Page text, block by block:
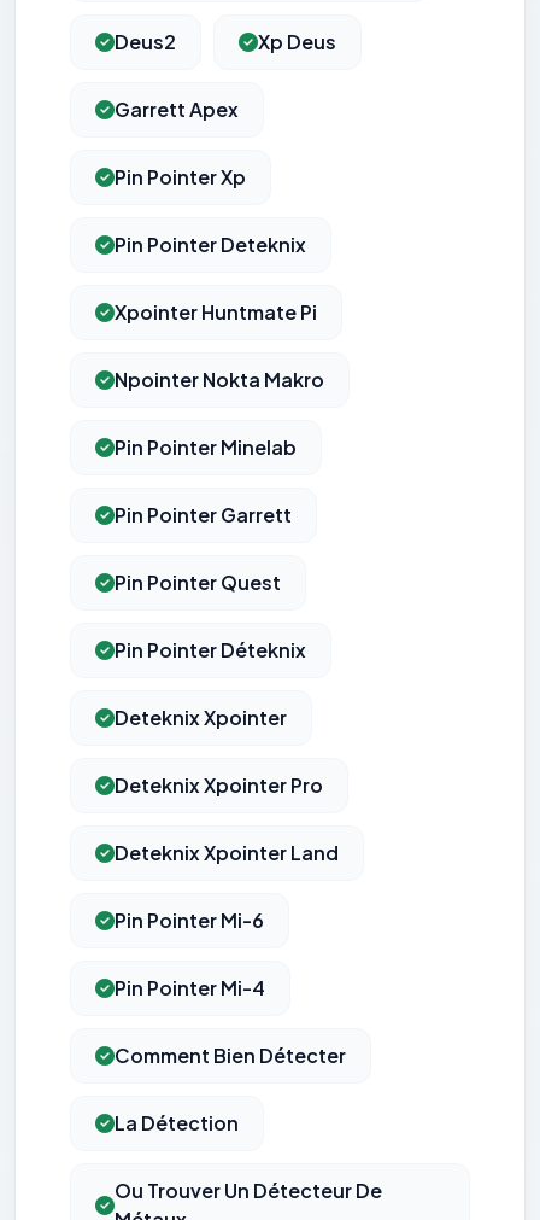
Deus2 Xp Deus
Garrett Apex
Pin Pointer Xp
Pin Pointer Deteknix
Xpointer Huntmate Pi
Npointer Nokta Makro
Pin Pointer Minelab
Pin Pointer Garrett
Pin Pointer Quest
Pin Pointer Déteknix
Deteknix Xpointer
Deteknix Xpointer Pro
Deteknix Xpointer Land
Pin Pointer Mi-6
Pin Pointer Mi-4
Comment Bien Détecter
La Détection
Ou Trouver Un Détecteur De